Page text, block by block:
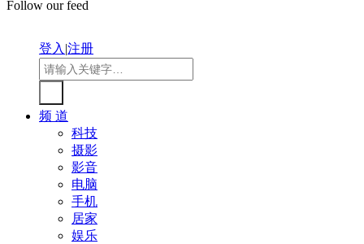
Follow our feed
登入|注册
频 道
科技
摄影
影音
电脑
手机
居家
娱乐